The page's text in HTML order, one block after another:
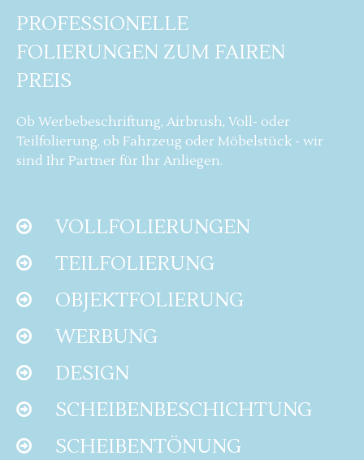
PROFESSIONELLE
FOLIERUNGEN ZUM FAIREN
PREIS
Ob Werbebeschriftung, Airbrush, Voll- oder
Teilfolierung, ob Fahrzeug oder Möbelstück - wir
sind Ihr Partner für Ihr Anliegen.
VOLLFOLIERUNGEN
TEILFOLIERUNG
OBJEKTFOLIERUNG
WERBUNG
DESIGN
SCHEIBENBESCHICHTUNG
SCHEIBENTÖNUNG